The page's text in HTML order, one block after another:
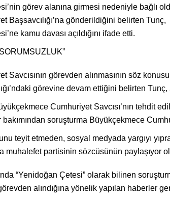
görev alanına girmesi nedeniyle bağlı
Başsavcılığı’na gönderildiğini belirten
kamu davası açıldığını ifade etti.
Savcısının görevden alınmasının söz
görevine devam ettiğini belirten
Cumhuriyet Savcısı’nın tehdit
soruşturma Büyükçekmece
teyit etmeden, sosyal medyada yargıyı
muhalefet partisinin sözcüsünün paylaşıyor
“Yenidoğan Çetesi” olarak bilinen
alındığına yönelik yapılan haberler